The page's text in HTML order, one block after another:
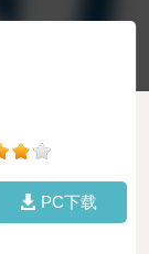
PC下载